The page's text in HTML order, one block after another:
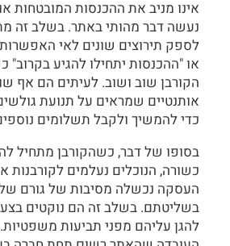
אינו מניב את ההכנסות המובטחות
נעשה דבר מהותי באתר. בשלב זה
לספק תירוצים שונים לאי
או "ההכנסות יתחילו להגיע
הקורבן שוב ושוב. לעיתים הם אף
אותנטיים שמראים על תנועת
כדי להמשיך ולקבל תשלומים
בסופו של דבר, כשהקורבן מתחיל
כשורה, הנוכלים נעלמים לקורבנות
העסקה נכשלה מסיבות של גורם
בשליטתם. בשלב זה הם נוקטים
להגן עליהם מפני תביעות